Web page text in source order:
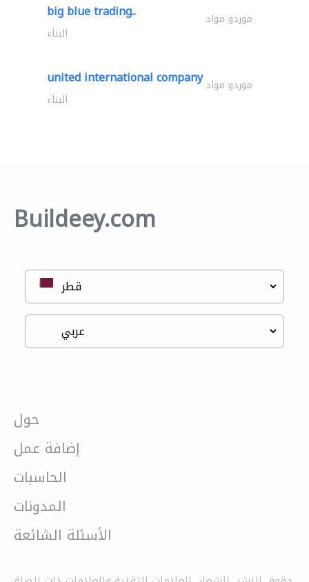
big blue trading.. موردو مواد
البناء
united international companyموردو مواد
البناء
Buildeey.com
حول
إضافة عمل
الحاسبات
المدونات
الأسئلة الشائعة